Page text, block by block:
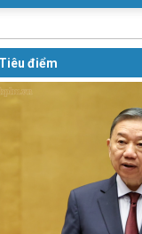
Tiêu điểm